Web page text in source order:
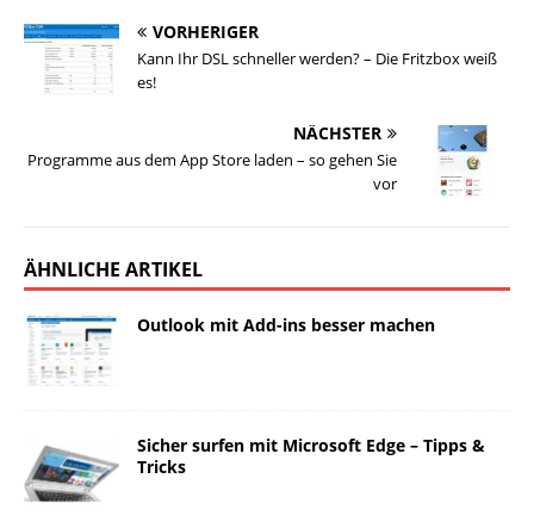
VORHERIGER
Kann Ihr DSL schneller werden? – Die Fritzbox weiß
es!
NÄCHSTER
Programme aus dem App Store laden – so gehen Sie
vor
ÄHNLICHE ARTIKEL
Outlook mit Add-ins besser machen
Sicher surfen mit Microsoft Edge – Tipps &
Tricks